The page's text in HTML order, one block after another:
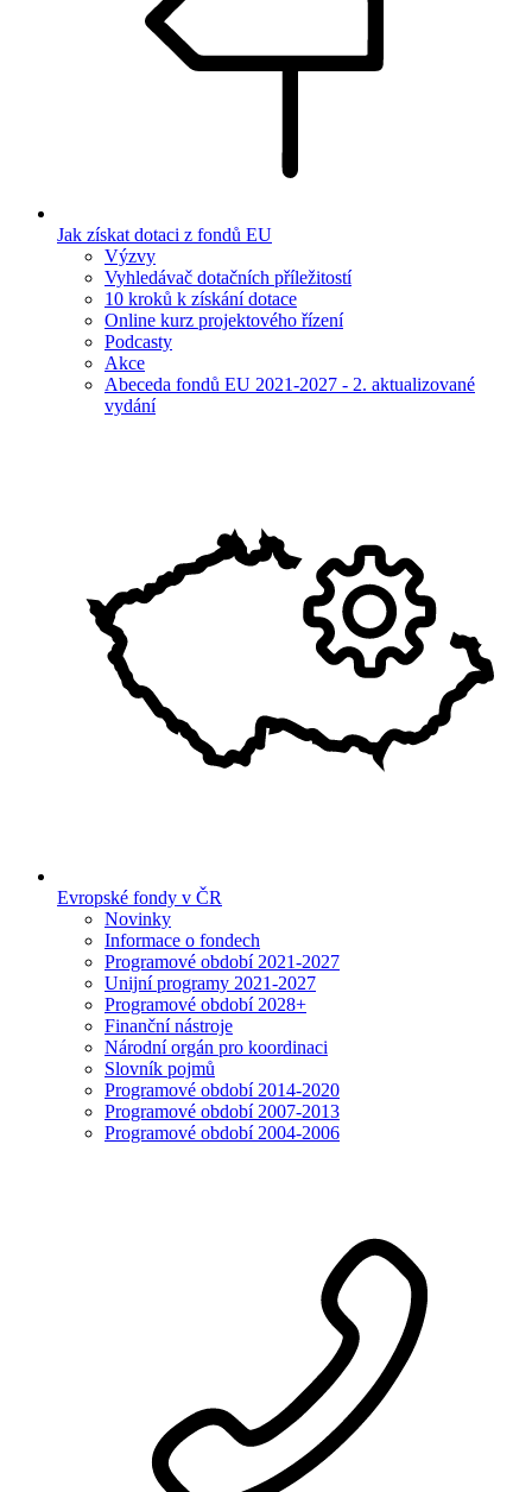
Jak získat dotaci z fondů EU
Výzvy
Vyhledávač dotačních příležitostí
10 kroků k získání dotace
Online kurz projektového řízení
Podcasty
Akce
Abeceda fondů EU 2021-2027 - 2. aktualizované
vydání
Evropské fondy v ČR
Novinky
Informace o fondech
Programové období 2021-2027
Unijní programy 2021-2027
Programové období 2028+
Finanční nástroje
Národní orgán pro koordinaci
Slovník pojmů
Programové období 2014-2020
Programové období 2007-2013
Programové období 2004-2006